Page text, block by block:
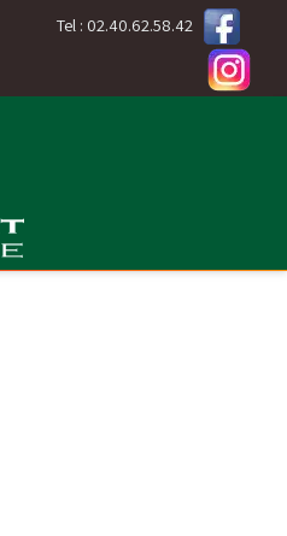
Tel : 02.40.62.58.42